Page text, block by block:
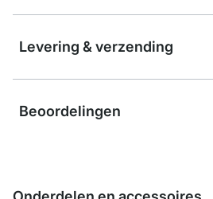
Levering & verzending
Beoordelingen